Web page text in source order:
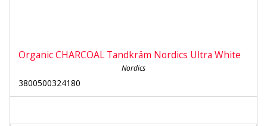
Organic CHARCOAL Tandkräm Nordics Ultra White
Nordics
3800500324180